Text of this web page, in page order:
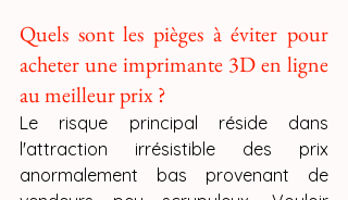
Quels sont les pièges à éviter pour
acheter une imprimante 3D en ligne
au meilleur prix ?
Le risque principal réside dans
l'attraction irrésistible des prix
anormalement bas provenant de